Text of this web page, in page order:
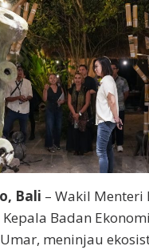
Bali – Wakil Menteri
Badan
meninjau